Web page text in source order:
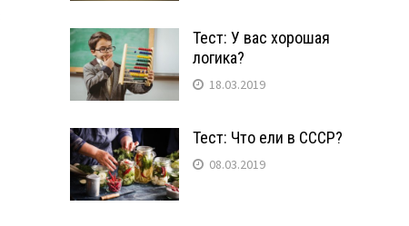
Тест: У вас хорошая
логика?
18.03.2019
Тест: Что ели в СССР?
08.03.2019